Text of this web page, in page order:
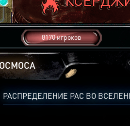
8170 игроков
РАСПРЕДЕЛЕНИЕ РАС ВО